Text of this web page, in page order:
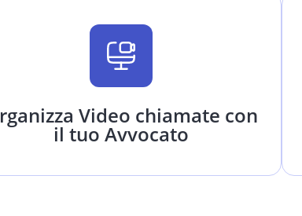
Video chiamate con
il tuo Avvocato